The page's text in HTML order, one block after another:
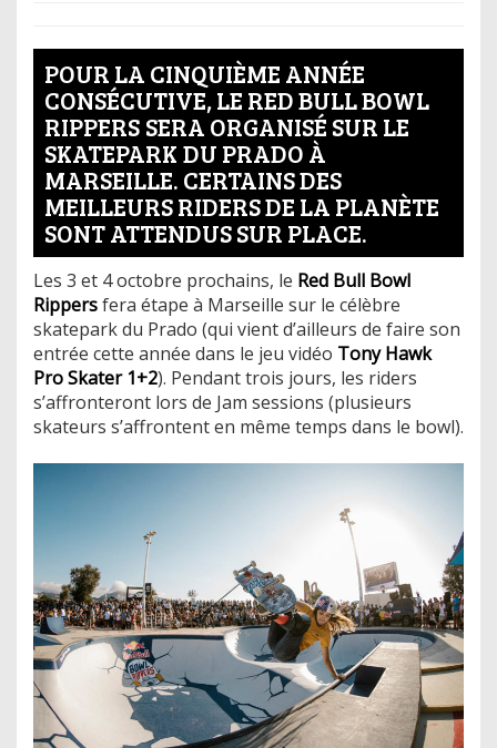
POUR LA CINQUIÈME ANNÉE
CONSÉCUTIVE, LE RED BULL BOWL
RIPPERS SERA ORGANISÉ SUR LE
SKATEPARK DU PRADO À
MARSEILLE. CERTAINS DES
MEILLEURS RIDERS DE LA PLANÈTE
SONT ATTENDUS SUR PLACE.
Les 3 et 4 octobre prochains, le Red Bull Bowl
Rippersfera étape à Marseille sur le célèbre
skatepark du Prado (qui vient d’ailleurs de faire son
entrée cette année dans le jeu vidéo Tony Hawk
Pro Skater 1+2). Pendant trois jours, les riders
s’affronteront lors de Jam sessions (plusieurs
skateurs s’affrontent en même temps dans le bowl).